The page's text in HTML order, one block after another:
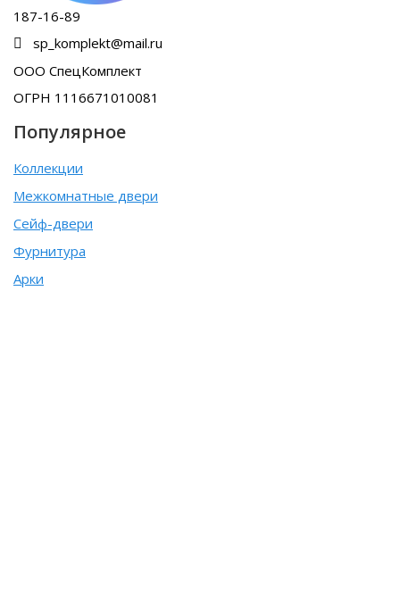
187-16-89
sp_komplekt@mail.ru
ООО СпецКомплект
ОГРН 1116671010081
Популярное
Коллекции
Межкомнатные двери
Сейф-двери
Фурнитура
Арки